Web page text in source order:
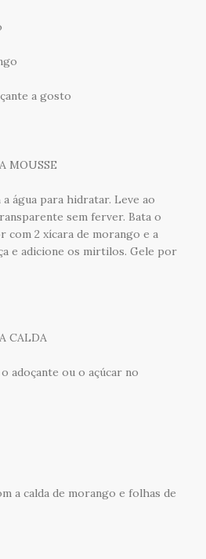
a gosto
MOUSSE
água para hidratar. Leve ao
sem ferver. Bata o
2 xícara de morango e a
e adicione os mirtilos. Gele por
CALDA
adoçante ou o açúcar no
a calda de morango e folhas de